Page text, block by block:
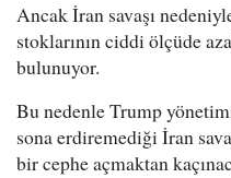
Ancak İran savaşı
stoklarının ciddi ölçüde
bulunuyor.
Bu nedenle Trump
sona erdiremediği İran
bir cephe açmaktan